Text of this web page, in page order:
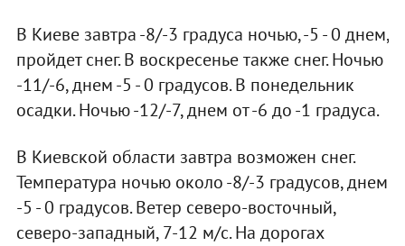
В Киеве завтра -8/-3 градуса ночью, -5 - 0 днем,
пройдет снег. В воскресенье также снег. Ночью
-11/-6, днем -5 - 0 градусов. В понедельник
осадки. Ночью -12/-7, днем от -6 до -1 градуса.
В Киевской области завтра возможен снег.
Температура ночью около -8/-3 градусов, днем
-5 - 0 градусов. Ветер северо-восточный,
северо-западный, 7-12 м/с. На дорогах